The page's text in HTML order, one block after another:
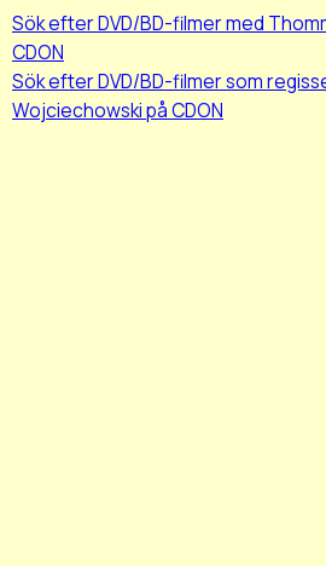
Sök efter DVD/BD-filmer med
CDON
Sök efter DVD/BD-filmer som
Wojciechowski på CDON